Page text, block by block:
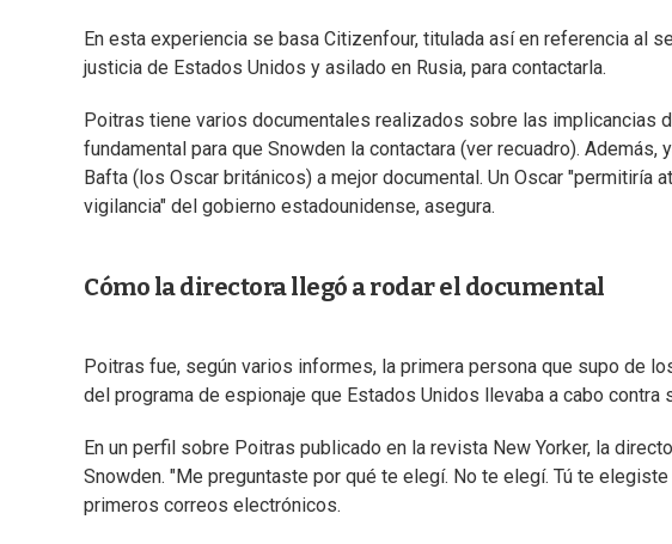
En esta experiencia se basa Citizenfour, titulada así en referencia al
justicia de Estados Unidos y asilado en Rusia, para contactarla.
Poitras tiene varios documentales realizados sobre las implicancias
fundamental para que Snowden la contactara (ver recuadro). Además,
Bafta (los Oscar británicos) a mejor documental. Un Oscar "permitiría
vigilancia" del gobierno estadounidense, asegura.
Cómo la directora llegó a rodar el documental
Poitras fue, según varios informes, la primera persona que supo de
del programa de espionaje que Estados Unidos llevaba a cabo contra
En un perfil sobre Poitras publicado en la revista New Yorker, la
Snowden. "Me preguntaste por qué te elegí. No te elegí. Tú te
primeros correos electrónicos.